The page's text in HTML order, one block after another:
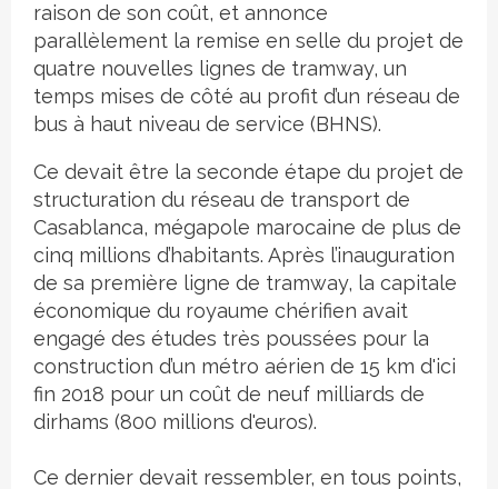
raison de son coût, et annonce
parallèlement la remise en selle du projet de
quatre nouvelles lignes de tramway, un
temps mises de côté au profit d’un réseau de
bus à haut niveau de service (BHNS).
Ce devait être la seconde étape du projet de
structuration du réseau de transport de
Casablanca, mégapole marocaine de plus de
cinq millions d’habitants. Après l’inauguration
de sa première ligne de tramway, la capitale
économique du royaume chérifien avait
engagé des études très poussées pour la
construction d’un métro aérien de 15 km d'ici
fin 2018 pour un coût de neuf milliards de
dirhams (800 millions d'euros).
Ce dernier devait ressembler, en tous points,